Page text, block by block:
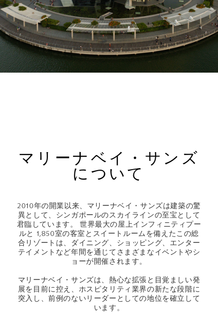
マリーナベイ・サンズ
について
2010年の開業以来、マリーナベイ・サンズは建築の驚
異として、シンガポールのスカイラインの至宝として
君臨しています。 世界最大の屋上インフィニティプー
ルと 1,850室の客室とスイートルームを備えたこの総
合リゾートは、ダイニング、ショッピング、エンター
テイメントなど年間を通じてさまざまなイベントやシ
ョーが開催されます。
マリーナベイ・サンズは、熱心な拡張と目覚ましい発
展を目前に控え、ホスピタリティ業界の新たな段階に
突入し、前例のないリーダーとしての地位を確立して
います。